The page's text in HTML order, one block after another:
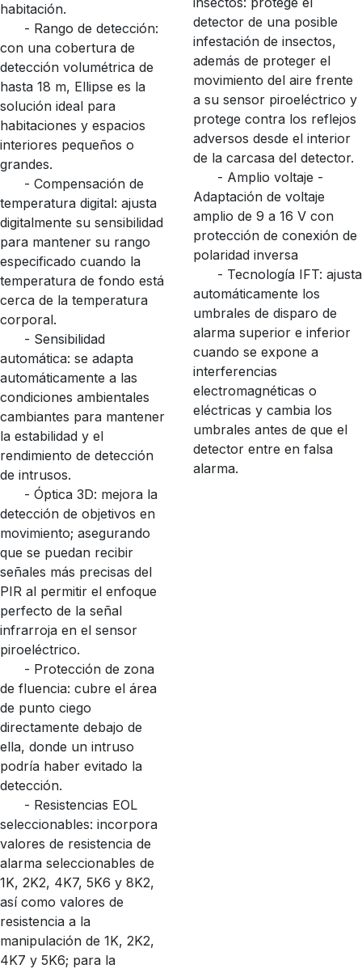
habitación.
- Rango de detección:
con una cobertura de
detección volumétrica de
hasta 18 m, Ellipse es la
solución ideal para
habitaciones y espacios
interiores pequeños o
grandes.
- Compensación de
temperatura digital: ajusta
digitalmente su sensibilidad
para mantener su rango
especificado cuando la
temperatura de fondo está
cerca de la temperatura
corporal.
- Sensibilidad
automática: se adapta
automáticamente a las
condiciones ambientales
cambiantes para mantener
la estabilidad y el
rendimiento de detección
de intrusos.
- Óptica 3D: mejora la
detección de objetivos en
movimiento; asegurando
que se puedan recibir
señales más precisas del
PIR al permitir el enfoque
perfecto de la señal
infrarroja en el sensor
piroeléctrico.
- Protección de zona
de fluencia: cubre el área
de punto ciego
directamente debajo de
ella, donde un intruso
podría haber evitado la
detección.
- Resistencias EOL
seleccionables: incorpora
valores de resistencia de
alarma seleccionables de
1K, 2K2, 4K7, 5K6 y 8K2,
así como valores de
resistencia a la
manipulación de 1K, 2K2,
4K7 y 5K6; para la
detector de una posible
infestación de insectos,
además de proteger el
movimiento del aire frente
a su sensor piroeléctrico y
protege contra los reflejos
adversos desde el interior
de la carcasa del detector.
- Amplio voltaje -
Adaptación de voltaje
amplio de 9 a 16 V con
protección de conexión de
polaridad inversa
- Tecnología IFT: ajusta
automáticamente los
umbrales de disparo de
alarma superior e inferior
cuando se expone a
interferencias
electromagnéticas o
eléctricas y cambia los
umbrales antes de que el
detector entre en falsa
alarma.